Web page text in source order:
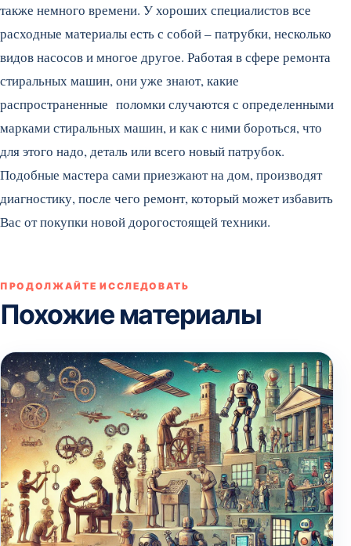
также немного времени. У хороших специалистов все
расходные материалы есть с собой – патрубки, несколько
видов насосов и многое другое. Работая в сфере ремонта
стиральных машин, они уже знают, какие
распространенные поломки случаются с определенными
марками стиральных машин, и как с ними бороться, что
для этого надо, деталь или всего новый патрубок.
Подобные мастера сами приезжают на дом, производят
диагностику, после чего ремонт, который может избавить
Вас от покупки новой дорогостоящей техники.
ПРОДОЛЖАЙТЕ ИССЛЕДОВАТЬ
Похожие материалы